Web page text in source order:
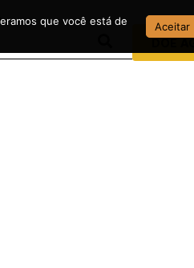
DOE
que você está de
Aceitar